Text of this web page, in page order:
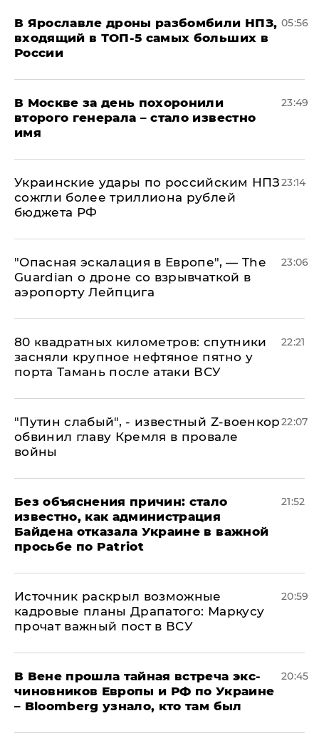
В Ярославле дроны разбомбили НПЗ,
входящий в ТОП-5 самых больших в
России
05:56
В Москве за день похоронили
второго генерала – стало известно
имя
23:49
Украинские удары по российским НПЗ
сожгли более триллиона рублей
бюджета РФ
23:14
"Опасная эскалация в Европе", — The
Guardian о дроне со взрывчаткой в
аэропорту Лейпцига
23:06
80 квадратных километров: спутники
засняли крупное нефтяное пятно у
порта Тамань после атаки ВСУ
22:21
​"Путин слабый", - известный Z-военкор
обвинил главу Кремля в провале
войны
22:07
Без объяснения причин: стало
известно, как администрация
Байдена отказала Украине в важной
просьбе по Patriot
21:52
​Источник раскрыл возможные
кадровые планы Драпатого: Маркусу
прочат важный пост в ВСУ
20:59
В Вене прошла тайная встреча экс-
чиновников Европы и РФ по Украине
– Bloomberg узнало, кто там был
20:45